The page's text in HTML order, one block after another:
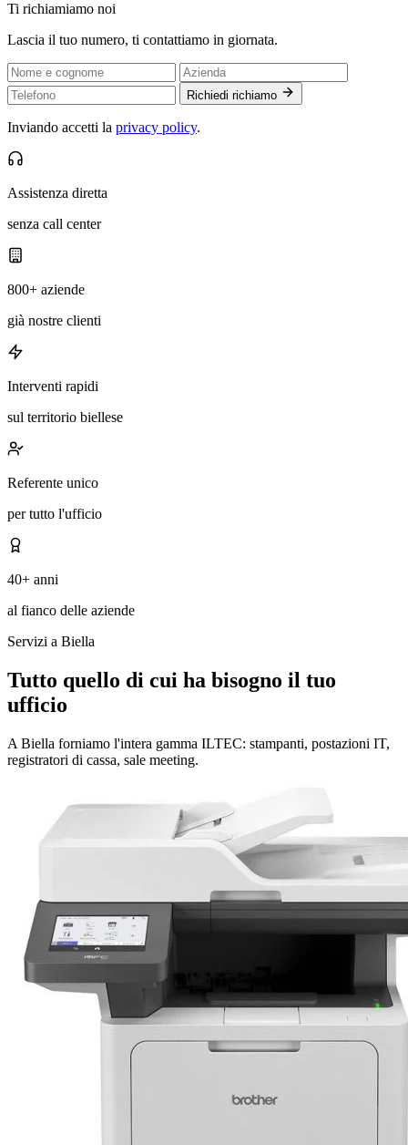
Ti richiamiamo noi
Lascia il tuo numero, ti contattiamo in giornata.
Richiedi richiamo
Inviando accetti la privacy policy.
Assistenza diretta
senza call center
800+ aziende
già nostre clienti
Interventi rapidi
sul territorio biellese
Referente unico
per tutto l'ufficio
40+ anni
al fianco delle aziende
Servizi a Biella
Tutto quello di cui ha bisogno il tuo
ufficio
A Biella forniamo l'intera gamma ILTEC: stampanti, postazioni IT,
registratori di cassa, sale meeting.